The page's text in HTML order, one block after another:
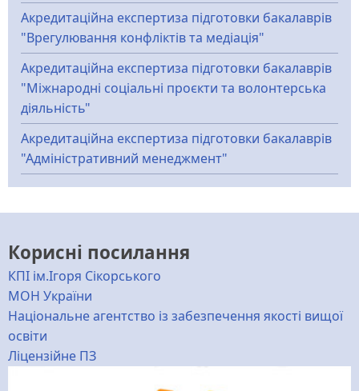
Акредитаційна експертиза підготовки бакалаврів
"Врегулювання конфліктів та медіація"
Акредитаційна експертиза підготовки бакалаврів
"Міжнародні соціальні проєкти та волонтерська
діяльність"
Акредитаційна експертиза підготовки бакалаврів
"Адміністративний менеджмент"
Корисні посилання
КПІ ім.Ігоря Сікорського
МОН України
Національне агентство із забезпечення якості вищої
освіти
Ліцензійне ПЗ